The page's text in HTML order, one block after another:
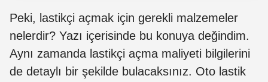
Peki, lastikçi açmak için gerekli malzemeler
nelerdir? Yazı içerisinde bu konuya değindim.
Aynı zamanda lastikçi açma maliyeti bilgilerini
de detaylı bir şekilde bulacaksınız. Oto lastik